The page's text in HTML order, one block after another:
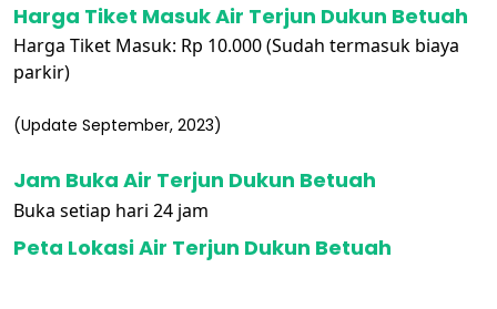
Harga Tiket Masuk Air Terjun Dukun Betuah
Harga Tiket Masuk: Rp 10.000 (Sudah termasuk biaya
parkir)
(Update September, 2023)
Jam Buka Air Terjun Dukun Betuah
Buka setiap hari 24 jam
Peta Lokasi Air Terjun Dukun Betuah